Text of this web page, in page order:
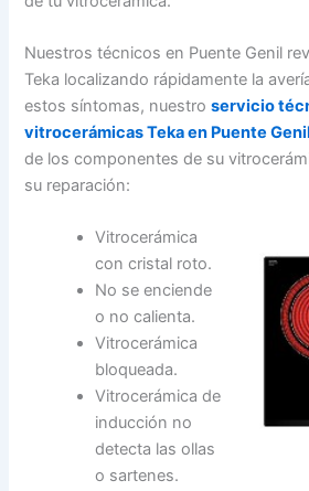
Nuestros técnicos en Puente Genil
Teka localizando rápidamente la
estos síntomas, nuestroservicio
vitrocerámicas Teka en Puente Genil
de los componentes de su
su reparación:
Vitrocerámica
con cristal roto.
No se enciende
o no calienta.
Vitrocerámica
bloqueada.
Vitrocerámica de
inducción no
detecta las ollas
o sartenes.